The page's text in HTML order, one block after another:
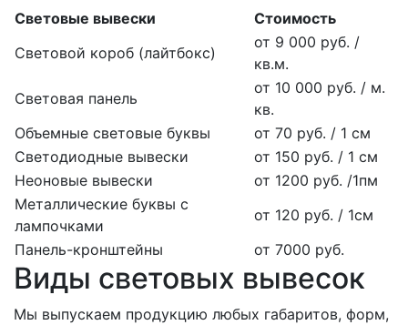
Световые вывески
Стоимость
Световой короб (лайтбокс)
от 9 000 руб. /
кв.м.
Световая панель
от 10 000 руб. / м.
кв.
Объемные световые буквы
от 70 руб. / 1 см
Светодиодные вывески
от 150 руб. / 1 см
Неоновые вывески
от 1200 руб. /1пм
Металлические буквы с
лампочками
от 120 руб. / 1см
Панель-кронштейны
от 7000 руб.
Виды световых вывесок
Мы выпускаем продукцию любых габаритов, форм,